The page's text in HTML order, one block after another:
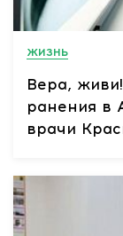
ЖИЗНЬ
Вера,
ранения в
врачи